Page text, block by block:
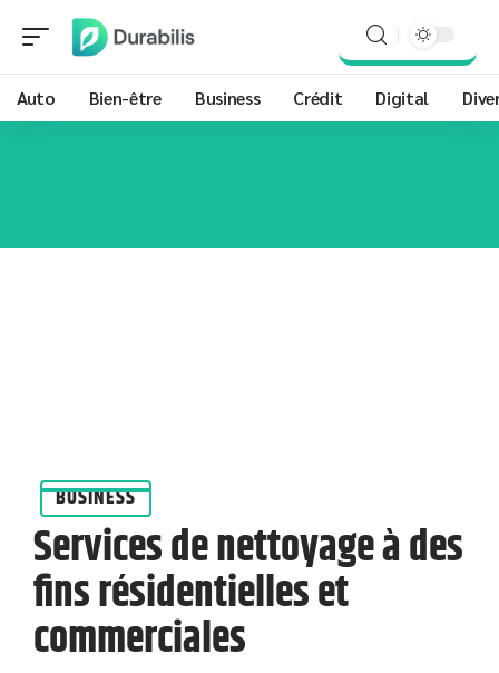
Auto Bien-être Business Crédit Digital
BUSINESS
Services de nettoyage à des
fins résidentielles et
commerciales